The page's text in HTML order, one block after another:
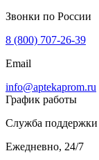
Звонки по России
8 (800) 707-26-39
Email
info@aptekaprom.ru
График работы
Служба поддержки
Ежедневно, 24/7